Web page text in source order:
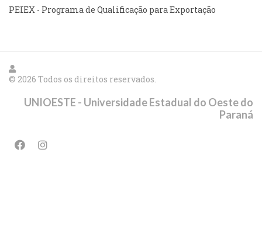
PEIEX - Programa de Qualificação para Exportação
© 2026 Todos os direitos reservados.
UNIOESTE - Universidade Estadual do Oeste do
Paraná